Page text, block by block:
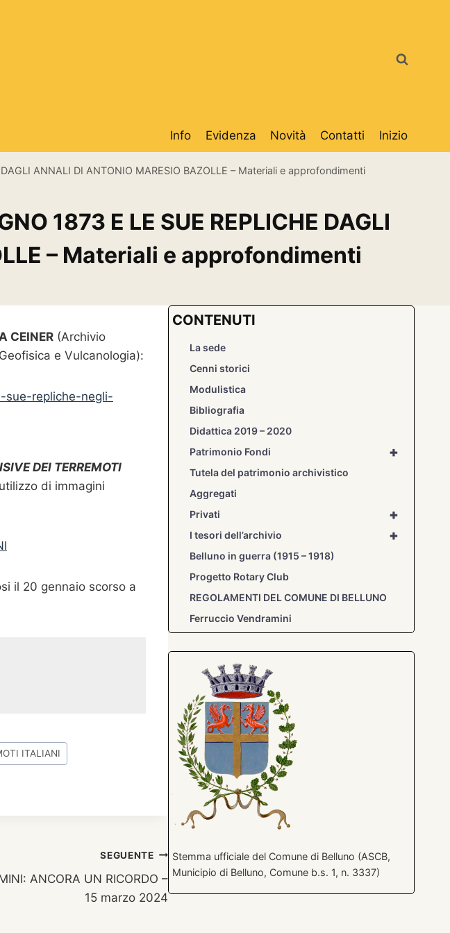
Info Evidenza Novità Contatti Inizio
ANNALI DI ANTONIO MARESIO BAZOLLE – Materiali e approfondimenti
1873 E LE SUE REPLICHE DAGLI
– Materiali e approfondimenti
CEINER (Archivio
e Vulcanologia):
sue-repliche-negli-
DEI TERREMOTI
di immagini
il 20 gennaio scorso a
ITALIANI
SEGUENTE
ANCORA UN RICORDO –
15 marzo 2024
CONTENUTI
La sede
Cenni storici
Modulistica
Bibliografia
Didattica 2019 – 2020
+
Patrimonio Fondi
Tutela del patrimonio archivistico
Aggregati
+
Privati
+
I tesori dell’archivio
Belluno in guerra (1915 – 1918)
Progetto Rotary Club
REGOLAMENTI DEL COMUNE DI BELLUNO
Ferruccio Vendramini
Stemma ufficiale del Comune di Belluno (ASCB,
Municipio di Belluno, Comune b.s. 1, n. 3337)